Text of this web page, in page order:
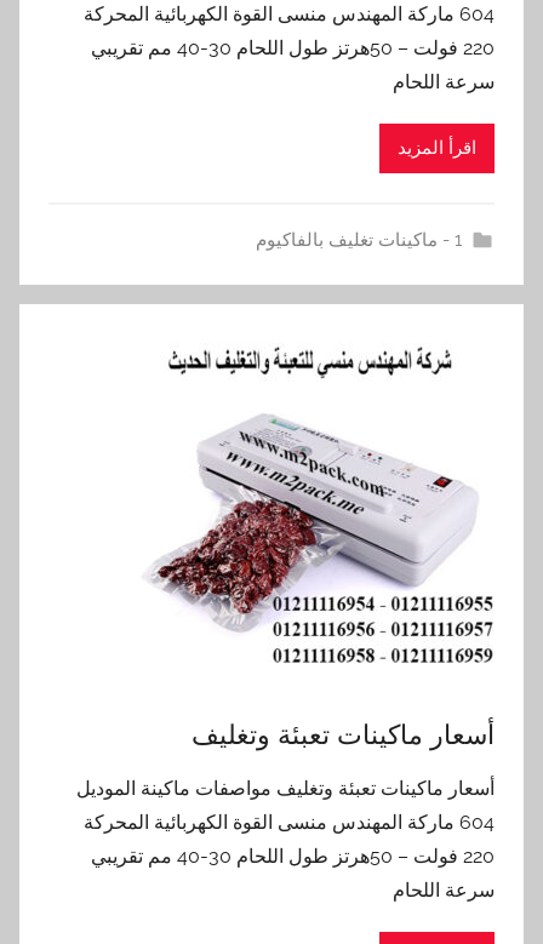
604 ماركة المهندس منسى القوة الكهربائية المحركة
220 فولت – 50هرتز طول اللحام 30-40 مم تقريبي
سرعة اللحام
اقرأ المزيد
1 - ماكينات تغليف بالفاكيوم
أسعار ماكينات تعبئة وتغليف
أسعار ماكينات تعبئة وتغليف مواصفات ماكينة الموديل
604 ماركة المهندس منسى القوة الكهربائية المحركة
220 فولت – 50هرتز طول اللحام 30-40 مم تقريبي
سرعة اللحام